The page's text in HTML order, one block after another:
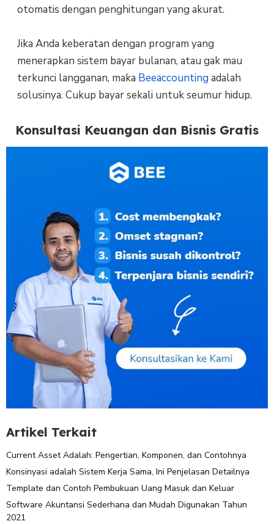
otomatis dengan penghitungan yang akurat.
Jika Anda keberatan dengan program yang
menerapkan sistem bayar bulanan, atau gak mau
terkunci langganan, maka Beeaccounting adalah
solusinya. Cukup bayar sekali untuk seumur hidup.
Konsultasi Keuangan dan Bisnis Gratis
Artikel Terkait
Current Asset Adalah: Pengertian, Komponen, dan Contohnya
Konsinyasi adalah Sistem Kerja Sama, Ini Penjelasan Detailnya
Template dan Contoh Pembukuan Uang Masuk dan Keluar
Software Akuntansi Sederhana dan Mudah Digunakan Tahun
2021